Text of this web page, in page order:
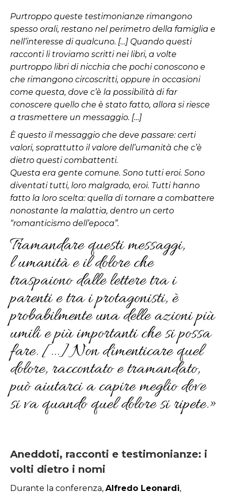
Purtroppo queste testimonianze rimangono
spesso orali, restano nel perimetro della famiglia e
nell’interesse di qualcuno. […] Quando questi
racconti li troviamo scritti nei libri, a volte
purtroppo libri di nicchia che pochi conoscono e
che rimangono circoscritti, oppure in occasioni
come questa, dove c’è la possibilità di far
conoscere quello che è stato fatto, allora si riesce
a trasmettere un messaggio. […]
È questo il messaggio che deve passare: certi
valori, soprattutto il valore dell’umanità che c’è
dietro questi combattenti.
Questa era gente comune. Sono tutti eroi. Sono
diventati tutti, loro malgrado, eroi. Tutti hanno
fatto la loro scelta: quella di tornare a combattere
nonostante la malattia, dentro un certo
“romanticismo dell’epoca”.
Tramandare questi messaggi,
l’umanità e il dolore che
traspaiono dalle lettere tra i
parenti e tra i protagonisti, è
probabilmente una delle azioni più
umili e più importanti che si possa
fare. [...] Non dimenticare quel
dolore, raccontato e tramandato,
può aiutarci a capire meglio dove
si va quando quel dolore si ripete.»
Aneddoti, racconti e testimonianze: i
volti dietro i nomi
Durante la conferenza, Alfredo Leonardi,